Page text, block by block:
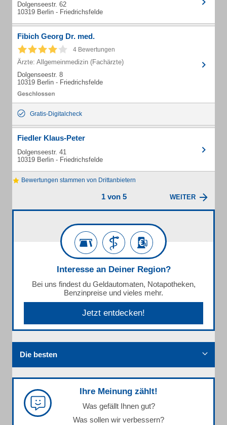
Dolgenseestr. 62
10319 Berlin - Friedrichsfelde
Fibich Georg Dr. med.
4 Bewertungen
Ärzte: Allgemeinmedizin (Fachärzte)
Dolgenseestr. 8
10319 Berlin - Friedrichsfelde
Gratis-Digitalcheck
Fiedler Klaus-Peter
Dolgenseestr. 41
10319 Berlin - Friedrichsfelde
Bewertungen stammen von Drittanbietern
1 von 5 WEITER
Interesse an Deiner Region?
Bei uns findest du Geldautomaten, Notapotheken,
Benzinpreise und vieles mehr.
Jetzt entdecken!
Die besten
Ihre Meinung zählt!
Was gefällt Ihnen gut?
Was sollen wir verbessern?